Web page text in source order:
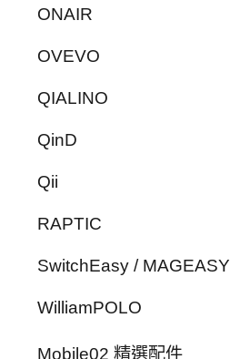
ONAIR
OVEVO
QIALINO
QinD
Qii
RAPTIC
SwitchEasy / MAGEASY
WilliamPOLO
Mobile02 精選配件